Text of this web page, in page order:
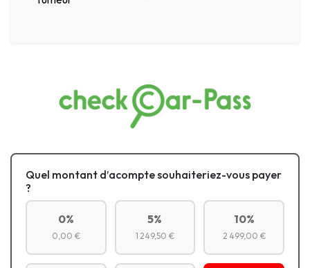
Quel montant d’acompte souhaiteriez-vous payer
?
0%
0,00 €
5%
1 249,50 €
10%
2 499,00 €